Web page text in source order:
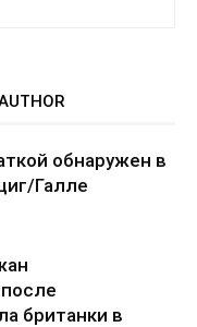
обнаружен в
Галле
британки в